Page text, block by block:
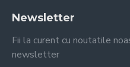
Newsletter
Fii la curent cu noutatile
newsletter